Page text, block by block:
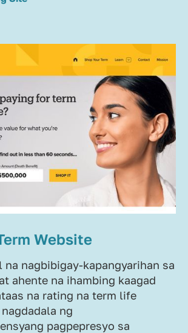
Website
na nagbibigay-kapangyarihan sa
ahente na ihambing kaagad
na rating na term life
ng
pagpepresyo sa